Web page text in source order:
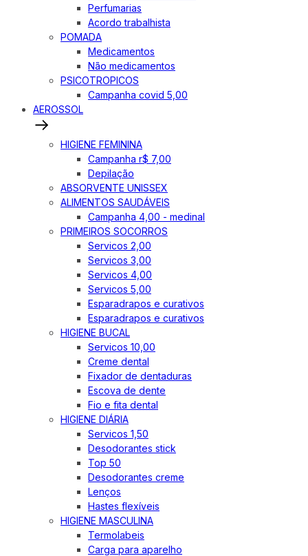
Perfumarias
Acordo trabalhista
POMADA
Medicamentos
Não medicamentos
PSICOTROPICOS
Campanha covid 5,00
AEROSSOL
HIGIENE FEMININA
Campanha r$ 7,00
Depilação
ABSORVENTE UNISSEX
ALIMENTOS SAUDÁVEIS
Campanha 4,00 - medinal
PRIMEIROS SOCORROS
Servicos 2,00
Servicos 3,00
Servicos 4,00
Servicos 5,00
Esparadrapos e curativos
Esparadrapos e curativos
HIGIENE BUCAL
Servicos 10,00
Creme dental
Fixador de dentaduras
Escova de dente
Fio e fita dental
HIGIENE DIÁRIA
Servicos 1,50
Desodorantes stick
Top 50
Desodorantes creme
Lenços
Hastes flexíveis
HIGIENE MASCULINA
Termolabeis
Carga para aparelho